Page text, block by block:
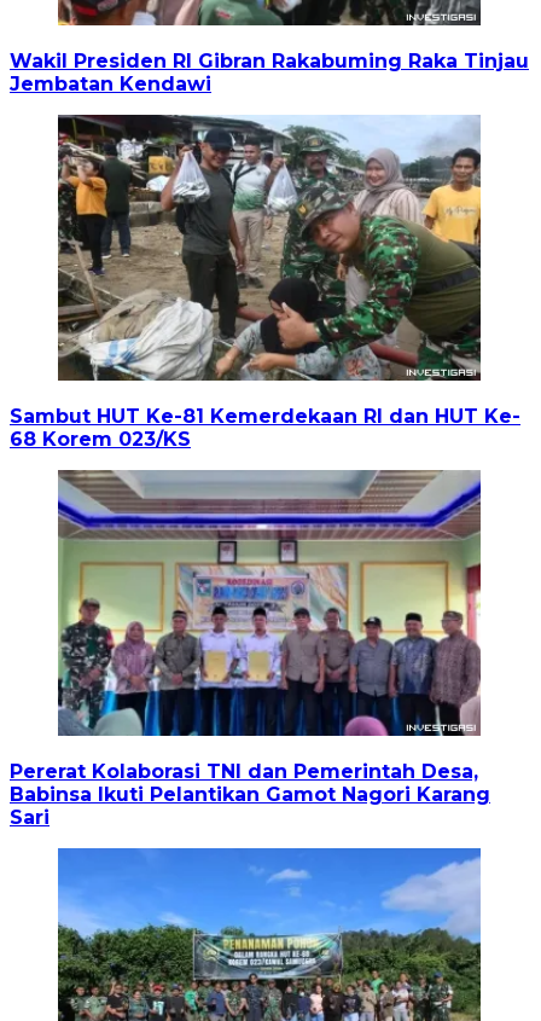
Wakil Presiden RI Gibran Rakabuming Raka Tinjau
Jembatan Kendawi
Sambut HUT Ke-81 Kemerdekaan RI dan HUT Ke-
68 Korem 023/KS
Pererat Kolaborasi TNI dan Pemerintah Desa,
Babinsa Ikuti Pelantikan Gamot Nagori Karang
Sari